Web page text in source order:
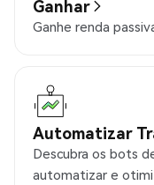
Ganhar
Ganhe renda
Automatizar
Descubra os bots
automatizar e